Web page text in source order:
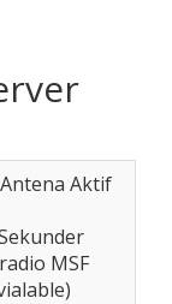
Aktif
MSF